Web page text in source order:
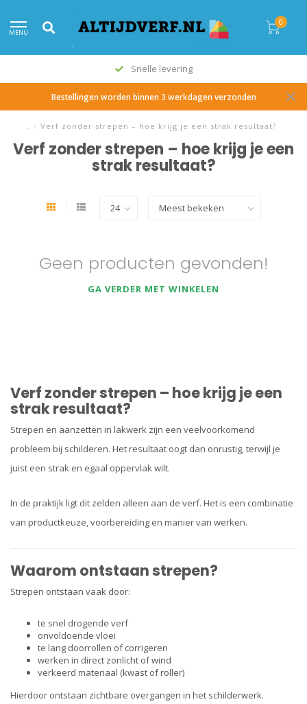
MENU
0
Snelle levering
Bestellingen worden binnen 3 werkdagen verzonden
. / Verf zonder strepen – hoe krijg je een strak resultaat?
Verf zonder strepen – hoe krijg je een
strak resultaat?
Geen producten gevonden!
GA VERDER MET WINKELEN
Verf zonder strepen – hoe krijg je een
strak resultaat?
Strepen en aanzetten in lakwerk zijn een veelvoorkomend
probleem bij schilderen. Het resultaat oogt dan onrustig, terwijl je
juist een strak en egaal oppervlak wilt.
In de praktijk ligt dit zelden alleen aan de verf. Het is een combinatie
van productkeuze, voorbereiding en manier van werken.
Waarom ontstaan strepen?
Strepen ontstaan vaak door:
te snel drogende verf
onvoldoende vloei
te lang doorrollen of corrigeren
werken in direct zonlicht of wind
verkeerd materiaal (kwast of roller)
Hierdoor ontstaan zichtbare overgangen in het schilderwerk.